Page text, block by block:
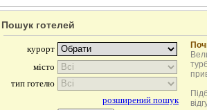
Пошук готелей